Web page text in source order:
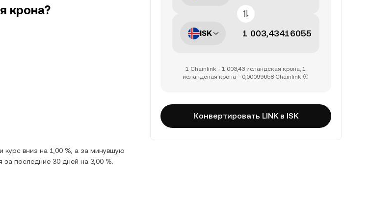
крона?
курс вниз на 1,00 %, а за минувшую
за последние 30 дней на 3,00 %.
ISK
1 Chainlink = 1 003,43 исландская крона, 1
исландская крона = 0,00099658 Chainlink
Конвертировать LINK в ISK